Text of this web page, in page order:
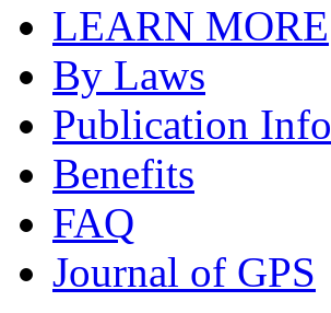
LEARN MORE
By Laws
Publication Info
Benefits
FAQ
Journal of GPS